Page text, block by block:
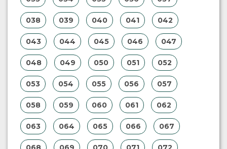
038 039 040 041 042
043 044 045 046 047
048 049 050 051 052
053 054 055 056 057
058 059 060 061 062
063 064 065 066 067